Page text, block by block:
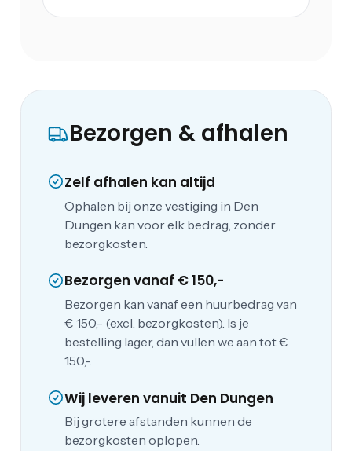
Bezorgen & afhalen
Zelf afhalen kan altijd
Ophalen bij onze vestiging in Den
Dungen kan voor elk bedrag, zonder
bezorgkosten.
Bezorgen vanaf € 150,-
Bezorgen kan vanaf een huurbedrag van
€ 150,- (excl. bezorgkosten). Is je
bestelling lager, dan vullen we aan tot €
150,-.
Wij leveren vanuit Den Dungen
Bij grotere afstanden kunnen de
bezorgkosten oplopen.